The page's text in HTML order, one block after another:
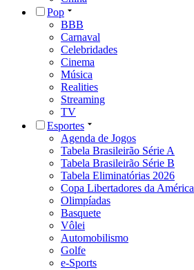
Pop
BBB
Carnaval
Celebridades
Cinema
Música
Realities
Streaming
TV
Esportes
Agenda de Jogos
Tabela Brasileirão Série A
Tabela Brasileirão Série B
Tabela Eliminatórias 2026
Copa Libertadores da América
Olimpíadas
Basquete
Vôlei
Automobilismo
Golfe
e-Sports